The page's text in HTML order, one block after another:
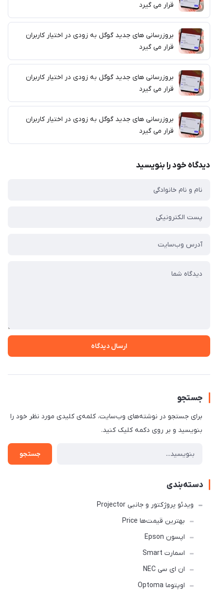
قرار می گیرد
بروزرسانی های جدید گوگل به زودی در اختیار کاربران
قرار می گیرد
بروزرسانی های جدید گوگل به زودی در اختیار کاربران
قرار می گیرد
بروزرسانی های جدید گوگل به زودی در اختیار کاربران
قرار می گیرد
دیدگاه خود را بنویسید
ارسال دیدگاه
جستجو
برای جستجو در نوشته‌های وب‌سایت، کلمه‌ی کلیدی مورد نظر خود را
بنویسید و بر روی دکمه کلیک کنید.
جستجو
دسته‌بندی
ویدئو پروژکتور و جانبی Projector
بهترین قیمت‌ها Price
اپسون Epson
اسمارت Smart
ان ای سی NEC
اوپتوما Optoma